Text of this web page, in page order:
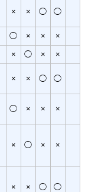
× × ◯ ◯
◯ × × ×
× ◯ × ×
× × ◯ ◯
◯ × × ×
× ◯ × ×
× × ◯ ◯